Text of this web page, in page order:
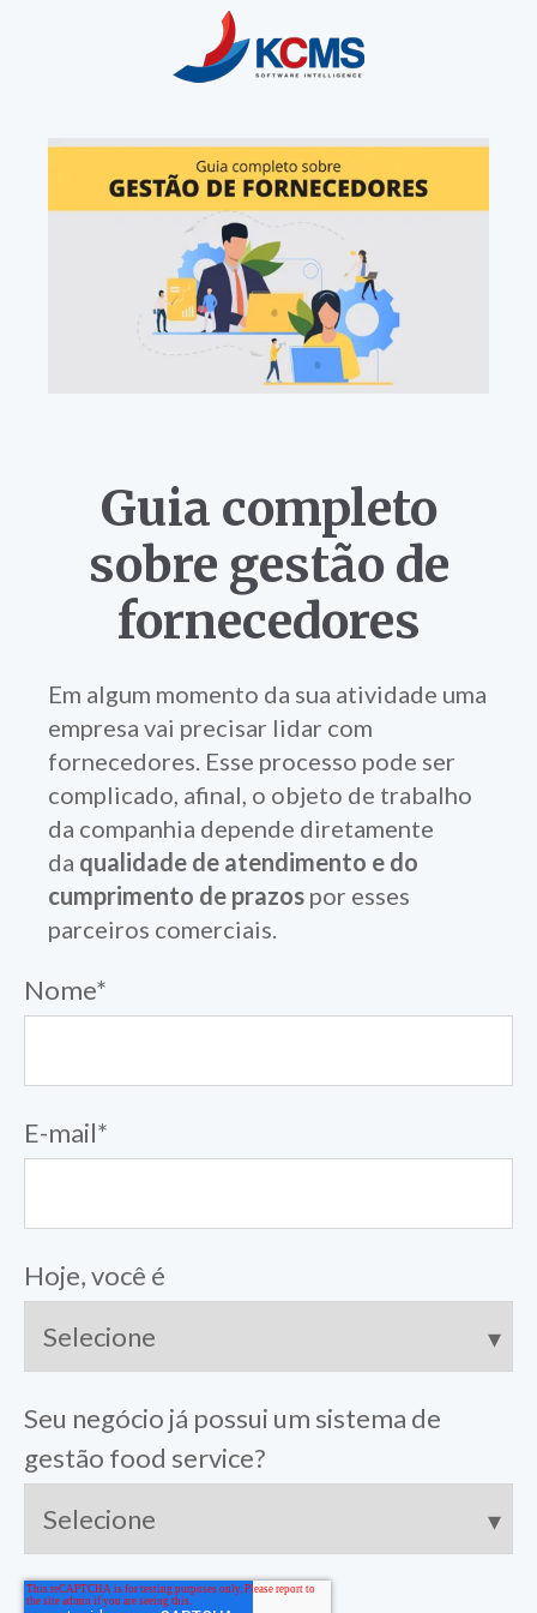
Guia completo
sobre gestão de
fornecedores
Em algum momento da sua atividade uma
empresa vai precisar lidar com
fornecedores. Esse processo pode ser
complicado, afinal, o objeto de trabalho
da companhia depende diretamente
da qualidade de atendimento e do
cumprimento de prazos por esses
parceiros comerciais.
Nome*
E-mail*
Hoje, você é
Seu negócio já possui um sistema de
gestão food service?